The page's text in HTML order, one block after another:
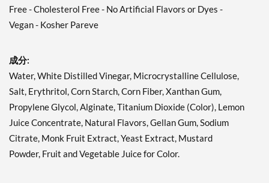
Free - Cholesterol Free - No Artificial Flavors or Dyes -
Vegan - Kosher Pareve
成分:
Water, White Distilled Vinegar, Microcrystalline Cellulose,
Salt, Erythritol, Corn Starch, Corn Fiber, Xanthan Gum,
Propylene Glycol, Alginate, Titanium Dioxide (Color), Lemon
Juice Concentrate, Natural Flavors, Gellan Gum, Sodium
Citrate, Monk Fruit Extract, Yeast Extract, Mustard
Powder, Fruit and Vegetable Juice for Color.